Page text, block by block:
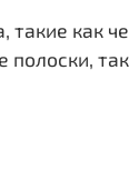
как
полоски,